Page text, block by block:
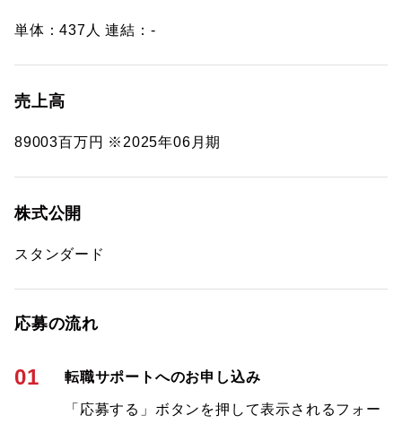
単体：437人 連結：-
売上高
89003百万円 ※2025年06月期
株式公開
スタンダード
応募の流れ
01 転職サポートへのお申し込み
「応募する」ボタンを押して表示されるフォー